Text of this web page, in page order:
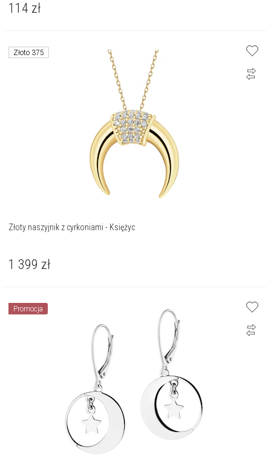
114 zł
Złoto 375
Złoty naszyjnik z cyrkoniami - Księżyc
1 399 zł
Promocja